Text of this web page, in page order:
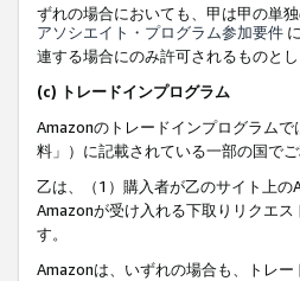
ずれの場合においても、甲は甲の単
アソシエイト・プログラム参加要件
連する場合にのみ許可されるものとし
(c) トレードインプログラム
Amazonのトレードインプログラム
料」）に記載されている一部の国でご
乙は、（1）購入者が乙のサイト上の
Amazonが受け入れる下取りリクエ
す。
Amazonは、いずれの場合も、トレ